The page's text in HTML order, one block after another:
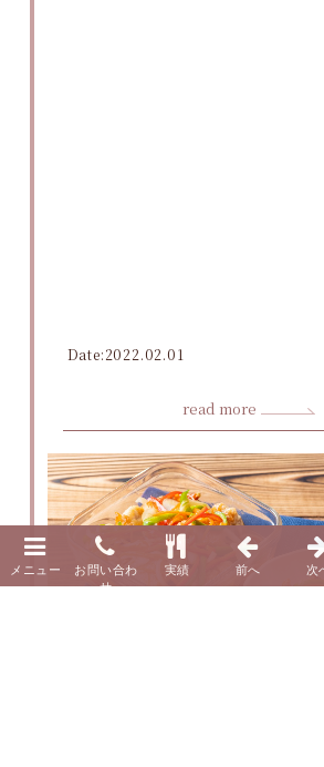
Date:2022.02.01
read more